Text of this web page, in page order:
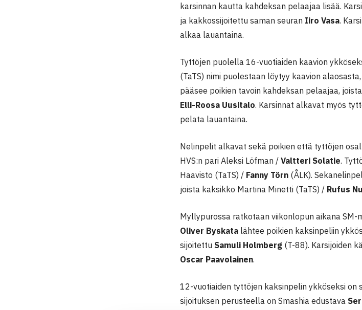
karsinnan kautta kahdeksan pelaajaa lisää.
ja kakkossijoitettu saman seuran Iiro Vasa.
alkaa lauantaina.
Tyttöjen puolella 16-vuotiaiden kaavion
(TaTS) nimi puolestaan löytyy kaavion
pääsee poikien tavoin kahdeksan pelaajaa,
Elli-Roosa Uusitalo. Karsinnat alkavat myös
pelata lauantaina.
Nelinpelit alkavat sekä poikien että tyttöjen
HVS:n pari Aleksi Löfman / Valtteri Solatie.
Haavisto (TaTS) / Fanny Törn (ÅLK).
joista kaksikko Martina Minetti (TaTS) / Rufus
Myllypurossa ratkotaan viikonlopun aikana SM-
Oliver Byskata lähtee poikien kaksinpeliin
sijoitettu Samuli Holmberg (T-88). Karsijoiden
Oscar Paavolainen.
12-vuotiaiden tyttöjen kaksinpelin ykköseksi on
sijoituksen perusteella on Smashia edustava